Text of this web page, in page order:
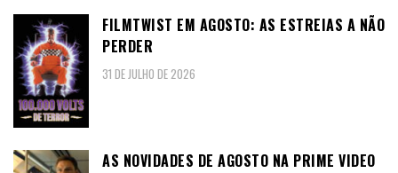
FILMTWIST EM AGOSTO: AS ESTREIAS A NÃO
PERDER
31 DE JULHO DE 2026
AS NOVIDADES DE AGOSTO NA PRIME VIDEO